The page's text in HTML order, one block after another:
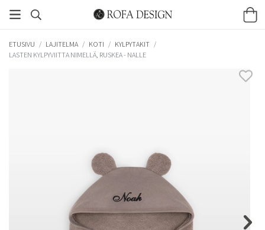
ETUSIVU / LAJITELMA / KOTI / KYLPYTAKIT /
LASTEN KYLPYVIITTA NIMELLÄ, RUSKEA - NALLE